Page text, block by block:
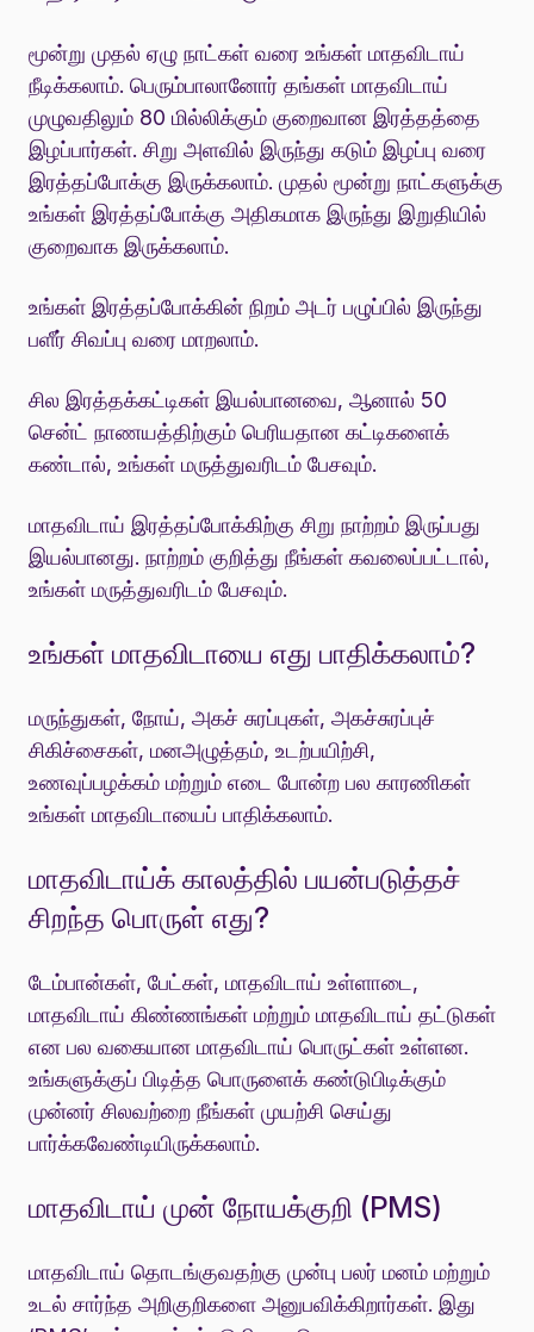
மூன்று முதல் ஏழு நாட்கள் வரை உங்கள் மாதவிடாய்
நீடிக்கலாம். பெரும்பாலானோர் தங்கள் மாதவிடாய்
முழுவதிலும் 80 மில்லிக்கும் குறைவான இரத்தத்தை
இழப்பார்கள். சிறு அளவில் இருந்து கடும் இழப்பு வரை
இரத்தப்போக்கு இருக்கலாம். முதல் மூன்று நாட்களுக்கு
உங்கள் இரத்தப்போக்கு அதிகமாக இருந்து இறுதியில்
குறைவாக இருக்கலாம்.
உங்கள் இரத்தப்போக்கின் நிறம் அடர் பழுப்பில் இருந்து
பளீர் சிவப்பு வரை மாறலாம்.
சில இரத்தக்கட்டிகள் இயல்பானவை, ஆனால் 50
சென்ட் நாணயத்திற்கும் பெரியதான கட்டிகளைக்
கண்டால், உங்கள் மருத்துவரிடம் பேசவும்.
மாதவிடாய் இரத்தப்போக்கிற்கு சிறு நாற்றம் இருப்பது
இயல்பானது. நாற்றம் குறித்து நீங்கள் கவலைப்பட்டால்,
உங்கள் மருத்துவரிடம் பேசவும்.
உங்கள் மாதவிடாயை எது பாதிக்கலாம்?
மருந்துகள், நோய், அகச் சுரப்புகள், அகச்சுரப்புச்
சிகிச்சைகள், மனஅழுத்தம், உடற்பயிற்சி,
உணவுப்பழக்கம் மற்றும் எடை போன்ற பல காரணிகள்
உங்கள் மாதவிடாயைப் பாதிக்கலாம்.
மாதவிடாய்க் காலத்தில் பயன்படுத்தச்
சிறந்த பொருள் எது?
டேம்பான்கள், பேட்கள், மாதவிடாய் உள்ளாடை,
மாதவிடாய் கிண்ணங்கள் மற்றும் மாதவிடாய் தட்டுகள்
என பல வகையான மாதவிடாய் பொருட்கள் உள்ளன.
உங்களுக்குப் பிடித்த பொருளைக் கண்டுபிடிக்கும்
முன்னர் சிலவற்றை நீங்கள் முயற்சி செய்து
பார்க்கவேண்டியிருக்கலாம்.
மாதவிடாய் முன் நோயக்குறி (PMS)
மாதவிடாய் தொடங்குவதற்கு முன்பு பலர் மனம் மற்றும்
உடல் சார்ந்த அறிகுறிகளை அனுபவிக்கிறார்கள். இது